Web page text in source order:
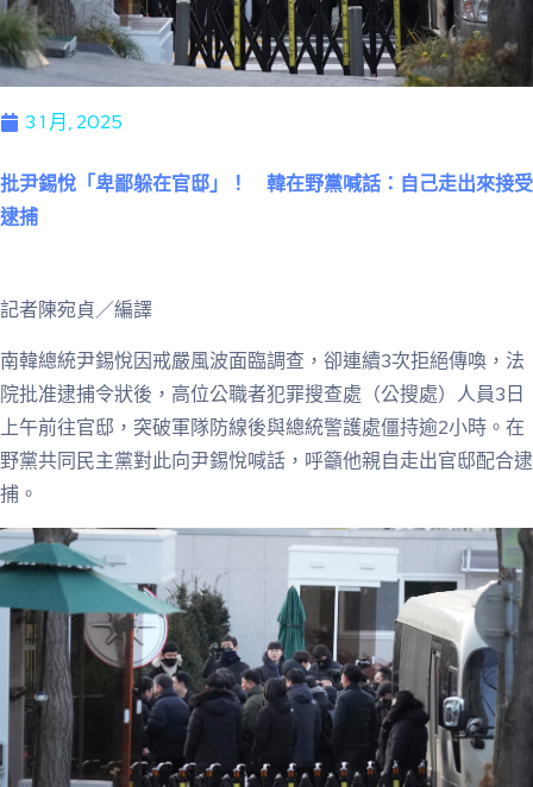
3 1 月, 2025
批尹錫悅「卑鄙躲在官邸」！ 韓在野黨喊話：自己走出來接受
逮捕
記者陳宛貞／編譯
南韓總統尹錫悅因戒嚴風波面臨調查，卻連續3次拒絕傳喚，法
院批准逮捕令狀後，高位公職者犯罪搜查處（公搜處）人員3日
上午前往官邸，突破軍隊防線後與總統警護處僵持逾2小時。在
野黨共同民主黨對此向尹錫悅喊話，呼籲他親自走出官邸配合逮
捕。